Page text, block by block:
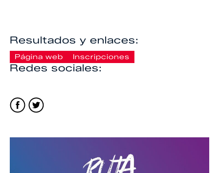
Resultados y enlaces:
Página web Inscripciones
Redes sociales: